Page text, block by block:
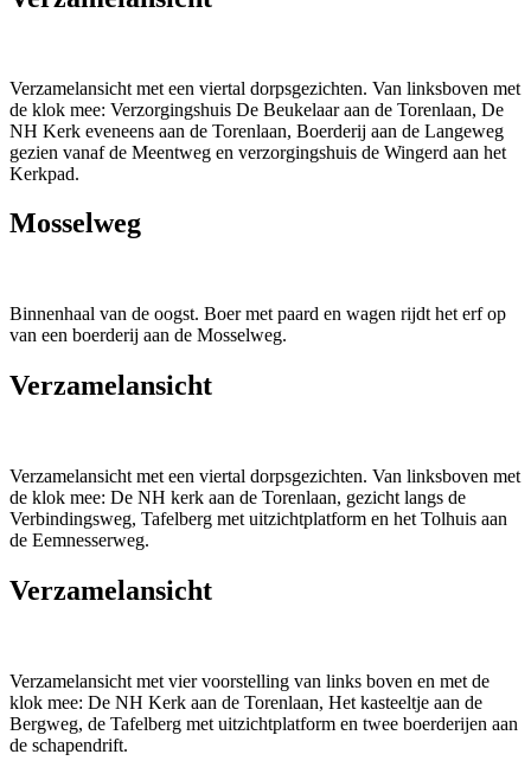
Verzamelansicht met een viertal dorpsgezichten. Van linksboven met
de klok mee: Verzorgingshuis De Beukelaar aan de Torenlaan, De
NH Kerk eveneens aan de Torenlaan, Boerderij aan de Langeweg
gezien vanaf de Meentweg en verzorgingshuis de Wingerd aan het
Kerkpad.
Mosselweg
Binnenhaal van de oogst. Boer met paard en wagen rijdt het erf op
van een boerderij aan de Mosselweg.
Verzamelansicht
Verzamelansicht met een viertal dorpsgezichten. Van linksboven met
de klok mee: De NH kerk aan de Torenlaan, gezicht langs de
Verbindingsweg, Tafelberg met uitzichtplatform en het Tolhuis aan
de Eemnesserweg.
Verzamelansicht
Verzamelansicht met vier voorstelling van links boven en met de
klok mee: De NH Kerk aan de Torenlaan, Het kasteeltje aan de
Bergweg, de Tafelberg met uitzichtplatform en twee boerderijen aan
de schapendrift.